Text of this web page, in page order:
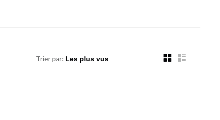
Trier par: